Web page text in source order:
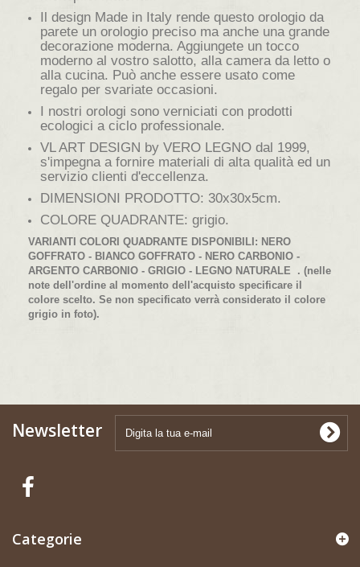
Il design Made in Italy rende questo orologio da
parete un orologio preciso ma anche una grande
decorazione moderna. Aggiungete un tocco
moderno al vostro salotto, alla camera da letto o
alla cucina. Può anche essere usato come
regalo per svariate occasioni.
I nostri orologi sono verniciati con prodotti
ecologici a ciclo professionale.
VL ART DESIGN by VERO LEGNO dal 1999,
s'impegna a fornire materiali di alta qualità ed un
servizio clienti d'eccellenza.
DIMENSIONI PRODOTTO: 30x30x5cm.
COLORE QUADRANTE: grigio.
VARIANTI COLORI QUADRANTE DISPONIBILI: NERO
GOFFRATO - BIANCO GOFFRATO - NERO CARBONIO -
ARGENTO CARBONIO - GRIGIO - LEGNO NATURALE
. (nelle
note dell'ordine al momento dell'acquisto specificare il
colore scelto. Se non specificato verrà considerato il colore
grigio in foto).
Newsletter
Categorie